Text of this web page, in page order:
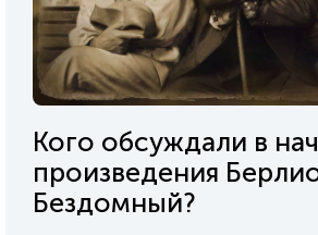
Кого обсуждали в
произведения
Бездомный?